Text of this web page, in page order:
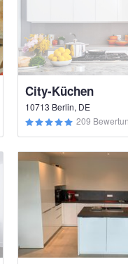
City-Küchen
10713 Berlin, DE
209